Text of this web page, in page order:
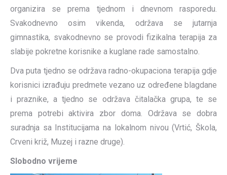
organizira se prema tjednom i dnevnom rasporedu.
Svakodnevno osim vikenda, održava se jutarnja
gimnastika, svakodnevno se provodi fizikalna terapija za
slabije pokretne korisnike a kuglane rade samostalno.
Dva puta tjedno se održava radno-okupaciona terapija gdje
korisnici izrađuju predmete vezano uz određene blagdane
i praznike, a tjedno se održava čitalačka grupa, te se
prema potrebi aktivira zbor doma. Održava se dobra
suradnja sa Institucijama na lokalnom nivou (Vrtić, Škola,
Crveni križ, Muzej i razne druge).
Slobodno vrijeme